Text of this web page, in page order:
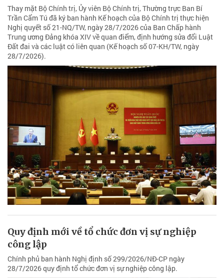
Thay mặt Bộ Chính trị, Ủy viên Bộ Chính trị, Thường trực Ban Bí
Trần Cẩm Tú đã ký ban hành Kế hoạch của Bộ Chính trị thực hiện
Nghị quyết số 21-NQ/TW, ngày 28/7/2026 của Ban Chấp hành
Trung ương Đảng khóa XIV về quan điểm, định hướng sửa đổi Luật
Đất đai và các luật có liên quan (Kế hoạch số 07-KH/TW, ngày
28/7/2026).
Quy định mới về tổ chức đơn vị sự nghiệp
công lập
Chính phủ ban hành Nghị định số 299/2026/NĐ-CP ngày
28/7/2026 quy định tổ chức đơn vị sự nghiệp công lập.